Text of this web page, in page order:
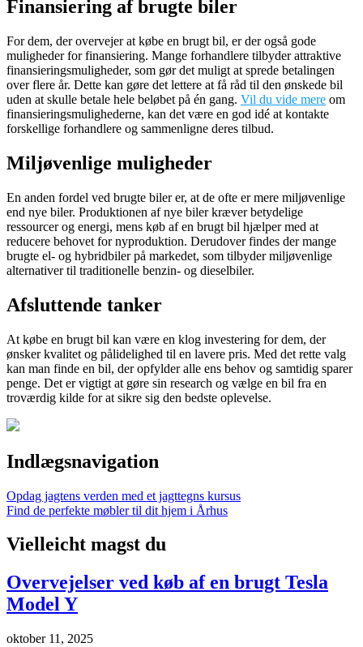
Finansiering af brugte biler
For dem, der overvejer at købe en brugt bil, er der også gode
muligheder for finansiering. Mange forhandlere tilbyder attraktive
finansieringsmuligheder, som gør det muligt at sprede betalingen
over flere år. Dette kan gøre det lettere at få råd til den ønskede bil
uden at skulle betale hele beløbet på én gang. Vil du vide mere om
finansieringsmulighederne, kan det være en god idé at kontakte
forskellige forhandlere og sammenligne deres tilbud.
Miljøvenlige muligheder
En anden fordel ved brugte biler er, at de ofte er mere miljøvenlige
end nye biler. Produktionen af nye biler kræver betydelige
ressourcer og energi, mens køb af en brugt bil hjælper med at
reducere behovet for nyproduktion. Derudover findes der mange
brugte el- og hybridbiler på markedet, som tilbyder miljøvenlige
alternativer til traditionelle benzin- og dieselbiler.
Afsluttende tanker
At købe en brugt bil kan være en klog investering for dem, der
ønsker kvalitet og pålidelighed til en lavere pris. Med det rette valg
kan man finde en bil, der opfylder alle ens behov og samtidig sparer
penge. Det er vigtigt at gøre sin research og vælge en bil fra en
troværdig kilde for at sikre sig den bedste oplevelse.
Indlægsnavigation
Opdag jagtens verden med et jagttegns kursus
Find de perfekte møbler til dit hjem i Århus
Vielleicht magst du
Overvejelser ved køb af en brugt Tesla
Model Y
oktober 11, 2025